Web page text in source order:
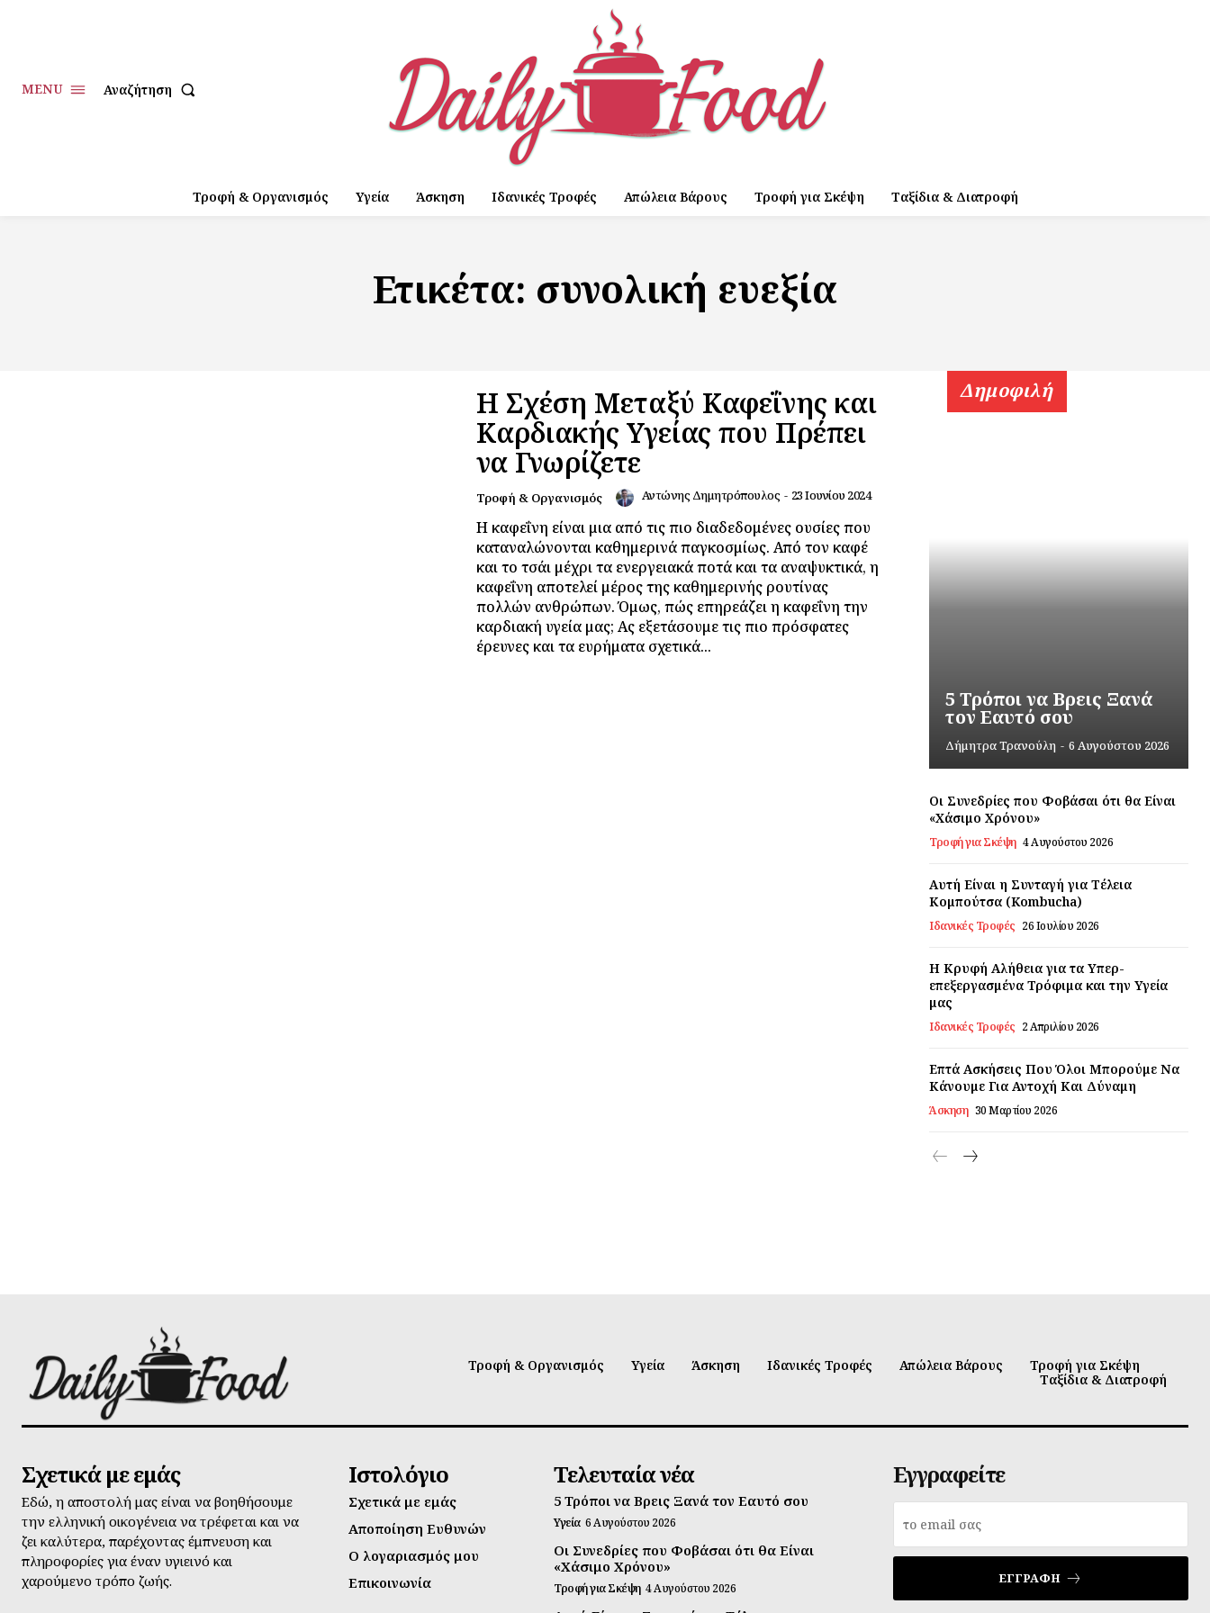
MENU Αναζήτηση
Τροφή & Οργανισμός Υγεία Άσκηση Ιδανικές Τροφές Απώλεια Βάρους Τροφή για Σκέψη Ταξίδια & Διατροφή
Ετικέτα: συνολική ευεξία
Η Σχέση Μεταξύ Καφεΐνης και
Καρδιακής Υγείας που Πρέπει
να Γνωρίζετε
Τροφή & Οργανισμός Αντώνης Δημητρόπουλος - 23 Ιουνίου 2024
Η καφεΐνη είναι μια από τις πιο διαδεδομένες ουσίες που
καταναλώνονται καθημερινά παγκοσμίως. Από τον καφέ
και το τσάι μέχρι τα ενεργειακά ποτά και τα αναψυκτικά, η
καφεΐνη αποτελεί μέρος της καθημερινής ρουτίνας
πολλών ανθρώπων. Όμως, πώς επηρεάζει η καφεΐνη την
καρδιακή υγεία μας; Ας εξετάσουμε τις πιο πρόσφατες
έρευνες και τα ευρήματα σχετικά...
Δημοφιλή
5 Τρόποι να Βρεις Ξανά
τον Εαυτό σου
Δήμητρα Τρανούλη - 6 Αυγούστου 2026
Οι Συνεδρίες που Φοβάσαι ότι θα Είναι
«Χάσιμο Χρόνου»
Τροφή για Σκέψη 4 Αυγούστου 2026
Αυτή Είναι η Συνταγή για Τέλεια
Κομπούτσα (Kombucha)
Ιδανικές Τροφές 26 Ιουλίου 2026
Η Κρυφή Αλήθεια για τα Υπερ-
επεξεργασμένα Τρόφιμα και την Υγεία
μας
Ιδανικές Τροφές 2 Απριλίου 2026
Επτά Ασκήσεις Που Όλοι Μπορούμε Να
Κάνουμε Για Αντοχή Και Δύναμη
Άσκηση 30 Μαρτίου 2026
Τροφή & Οργανισμός Υγεία Άσκηση Ιδανικές Τροφές Απώλεια Βάρους
Τροφή για Σκέψη
Ταξίδια & Διατροφή
Σχετικά με εμάς
Εδώ, η αποστολή μας είναι να βοηθήσουμε
την ελληνική οικογένεια να τρέφεται και να
ζει καλύτερα, παρέχοντας έμπνευση και
πληροφορίες για έναν υγιεινό και
χαρούμενο τρόπο ζωής.
Ιστολόγιο
Σχετικά με εμάς
Αποποίηση Ευθυνών
Ο λογαριασμός μου
Επικοινωνία
Τελευταία νέα
5 Τρόποι να Βρεις Ξανά τον Εαυτό σου
Υγεία 6 Αυγούστου 2026
Οι Συνεδρίες που Φοβάσαι ότι θα Είναι
«Χάσιμο Χρόνου»
Τροφή για Σκέψη 4 Αυγούστου 2026
Εγγραφείτε
ΕΓΓΡΑΦΉ